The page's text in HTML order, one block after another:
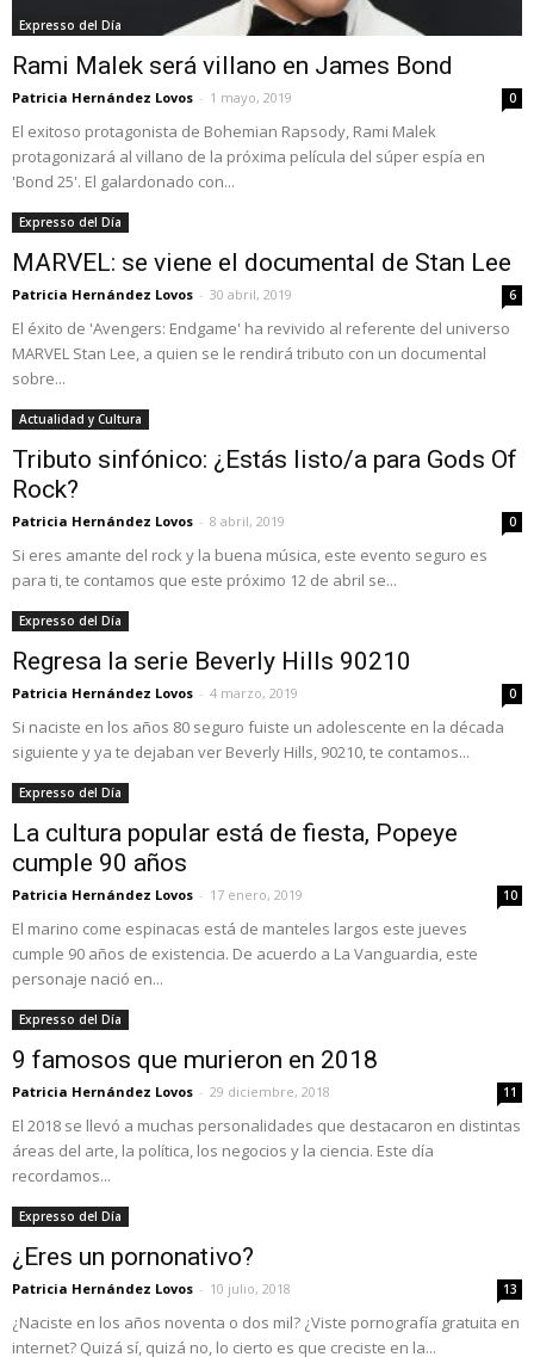
Expresso del Día
Rami Malek será villano en James Bond
Patricia Hernández Lovos - 1 mayo, 2019 0
El exitoso protagonista de Bohemian Rapsody, Rami Malek
protagonizará al villano de la próxima película del súper espía en
'Bond 25'. El galardonado con...
Expresso del Día
MARVEL: se viene el documental de Stan Lee
Patricia Hernández Lovos - 30 abril, 2019 6
El éxito de 'Avengers: Endgame' ha revivido al referente del universo
MARVEL Stan Lee, a quien se le rendirá tributo con un documental
sobre...
Actualidad y Cultura
Tributo sinfónico: ¿Estás listo/a para Gods Of
Rock?
Patricia Hernández Lovos - 8 abril, 2019 0
Si eres amante del rock y la buena música, este evento seguro es
para ti, te contamos que este próximo 12 de abril se...
Expresso del Día
Regresa la serie Beverly Hills 90210
Patricia Hernández Lovos - 4 marzo, 2019 0
Si naciste en los años 80 seguro fuiste un adolescente en la década
siguiente y ya te dejaban ver Beverly Hills, 90210, te contamos...
Expresso del Día
La cultura popular está de fiesta, Popeye
cumple 90 años
Patricia Hernández Lovos - 17 enero, 2019 10
El marino come espinacas está de manteles largos este jueves
cumple 90 años de existencia. De acuerdo a La Vanguardia, este
personaje nació en...
Expresso del Día
9 famosos que murieron en 2018
Patricia Hernández Lovos - 29 diciembre, 2018 11
El 2018 se llevó a muchas personalidades que destacaron en distintas
áreas del arte, la política, los negocios y la ciencia. Este día
recordamos...
Expresso del Día
¿Eres un pornonativo?
Patricia Hernández Lovos - 10 julio, 2018 13
¿Naciste en los años noventa o dos mil? ¿Viste pornografía gratuita en
internet? Quizá sí, quizá no, lo cierto es que creciste en la...